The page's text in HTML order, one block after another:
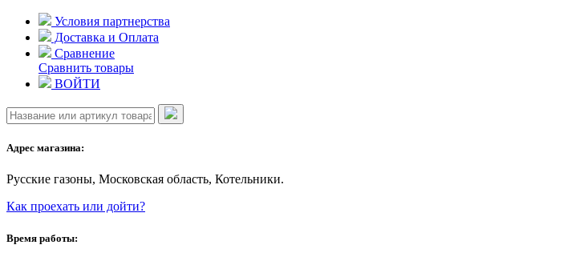
Skip
content
Условия партнерства
Доставка и Оплата
Сравнение
Сравнить товары
ВОЙТИ
Адрес магазина:
Русские газоны, Московская область, Котельники.
Как проехать или дойти?
Время работы: